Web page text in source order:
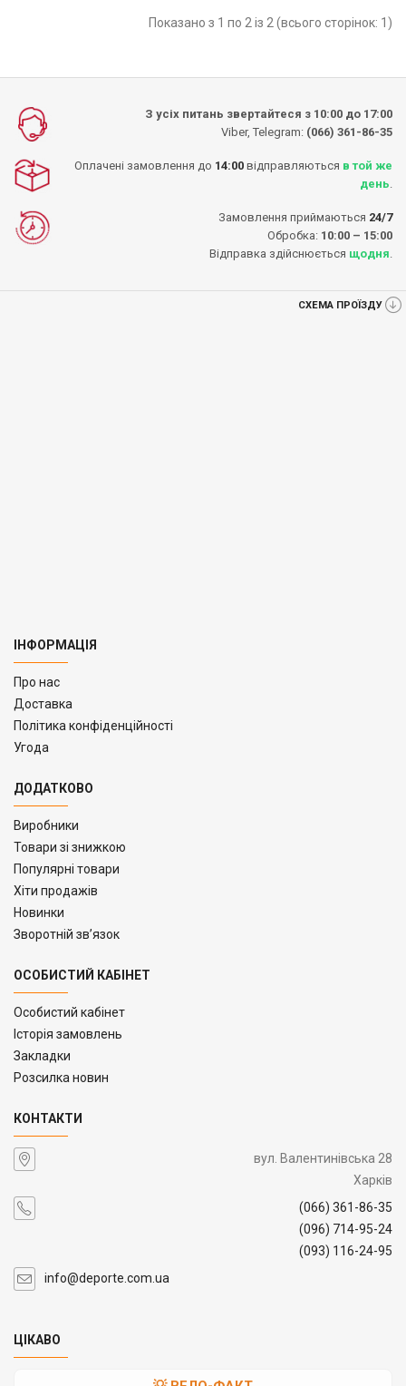
Показано з 1 по 2 із 2 (всього сторінок: 1)
З усіх питань звертайтеся з 10:00 до 17:00
Viber, Telegram: (066) 361-86-35
Оплачені замовлення до 14:00 відправляються в той же
день
Замовлення приймаються 24/7
Обробка: 10:00 – 15:00
Відправка здійснюється щодня
СХЕМА ПРОЇЗДУ
ІНФОРМАЦІЯ
Про нас
Доставка
Політика конфіденційності
Угода
ДОДАТКОВО
Виробники
Товари зі знижкою
Популярні товари
Хіти продажів
Новинки
Зворотній зв’язок
ОСОБИСТИЙ КАБІНЕТ
Особистий кабінет
Історія замовлень
Закладки
Розсилка новин
КОНТАКТИ
вул. Валентинівська 28
Харків
(066) 361-86-35
(096) 714-95-24
(093) 116-24-95
info@deporte.com.ua
ЦІКАВО